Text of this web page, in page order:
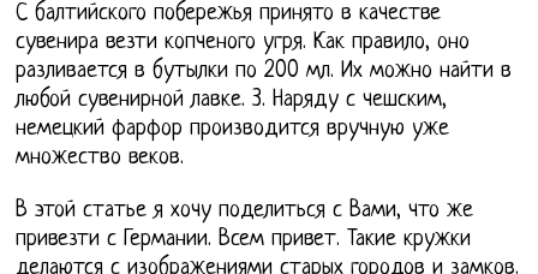
С балтийского побережья принято в качестве
сувенира везти копченого угря. Как правило, оно
разливается в бутылки по 200 мл. Их можно найти в
любой сувенирной лавке. 3. Наряду с чешским,
немецкий фарфор производится вручную уже
множество веков.
В этой статье я хочу поделиться с Вами, что же
привезти с Германии. Всем привет. Такие кружки
делаются с изображениями старых городов и замков.